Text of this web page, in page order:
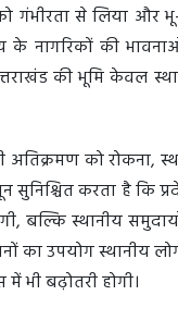
गंभीरता से लिया और
के नागरिकों की
की भूमि केवल
को रोकना,
सुनिश्चित करता है कि
बल्कि स्थानीय
का उपयोग स्थानीय
भी बढ़ोतरी होगी।